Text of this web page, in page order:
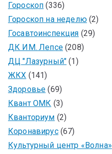
Гороскоп (336)
Гороскоп на неделю(2)
Госавтоинспекция (29)
ДК ИМ. Лепсе(208)
ДЦ "Лазурный" (1)
ЖКХ (141)
Здоровье (69)
Квант ОМК (3)
Кванториум (2)
Коронавирус(67)
Культурный центр «Волна»